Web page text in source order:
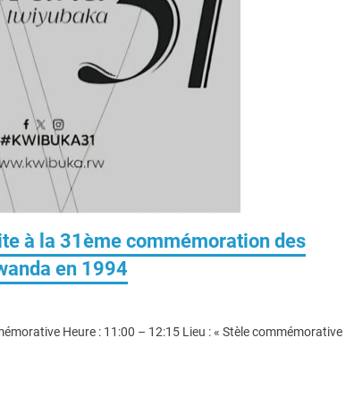
à la 31ème commémoration des
en 1994
Heure : 11:00 – 12:15 Lieu : « Stèle commémorative